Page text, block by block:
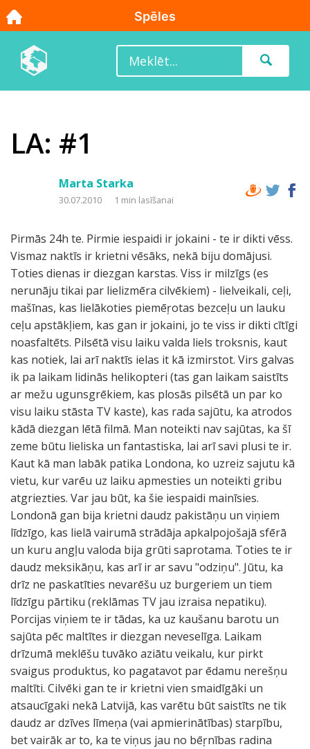
LA: #1
Marta Starka
30.07.2010 1 min lasīšanai
Pirmās 24h te. Pirmie iespaidi ir jokaini - te ir dikti vēss.
Vismaz naktīs ir krietni vēsāks, nekā biju domājusi.
Toties dienas ir diezgan karstas. Viss ir milzīgs (es
nerunāju tikai par lielizmēra cilvēkiem) - lielveikali, ceļi,
mašīnas, kas lielākoties piemēŗotas bezceļu un lauku
ceļu apstākļiem, kas gan ir jokaini, jo te viss ir dikti cītīgi
noasfaltēts. Pilsētā visu laiku valda liels troksnis, kaut
kas notiek, lai arī naktīs ielas it kā izmirstot. Virs galvas
ik pa laikam lidinās helikopteri (tas gan laikam saistīts
ar mežu ugunsgrēkiem, kas plosās pilsētā un par ko
visu laiku stāsta TV kaste), kas rada sajūtu, ka atrodos
kādā diezgan lētā filmā. Man noteikti nav sajūtas, ka šī
zeme būtu lieliska un fantastiska, lai arī savi plusi te ir.
Kaut kā man labāk patika Londona, ko uzreiz sajutu kā
vietu, kur varēu uz laiku apmesties un noteikti gribu
atgriezties. Var jau būt, ka šie iespaidi mainīsies.
Londonā gan bija krietni daudz pakistāņu un viņiem
līdzīgo, kas lielā vairumā strādāja apkalpojošajā sfērā
un kuru angļu valoda bija grūti saprotama. Toties te ir
daudz meksikāņu, kas arī ir ar savu "odziņu". Jūtu, ka
drīz ne paskatīties nevarēšu uz burgeriem un tiem
līdzīgu pārtiku (reklāmas TV jau izraisa nepatiku).
Porcijas viņiem te ir tādas, ka uz kaušanu barotu un
sajūta pēc maltītes ir diezgan neveselīga. Laikam
drīzumā meklēšu tuvāko aziātu veikalu, kur pirkt
svaigus produktus, ko pagatavot par ēdamu nerešņu
maltīti. Cilvēki gan te ir krietni vien smaidīgāki un
atsaucīgaki nekā Latvijā, kas varētu būt saistīts ne tik
daudz ar dzīves līmeņa (vai apmierinātības) starpību,
bet vairāk ar to, ka te viņus jau no bēŗnības radina